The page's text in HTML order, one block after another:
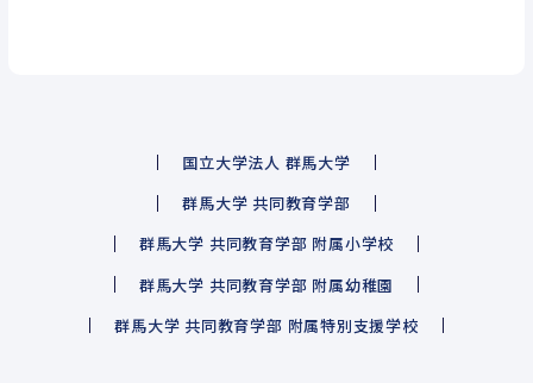
国立大学法人 群馬大学
群馬大学 共同教育学部
群馬大学 共同教育学部 附属小学校
群馬大学 共同教育学部 附属幼稚園
群馬大学 共同教育学部 附属特別支援学校